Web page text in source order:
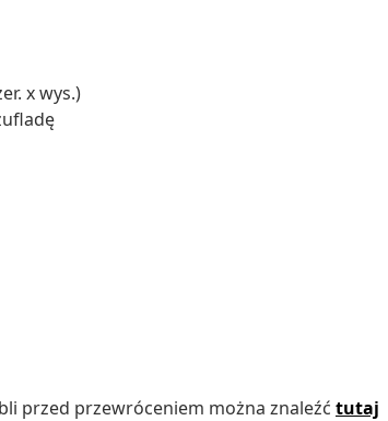
x wys.)
przed przewróceniem można znaleźć tutaj